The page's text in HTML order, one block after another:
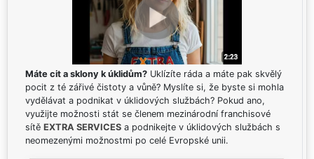
Máte cit a sklony k úklidům? Uklízíte ráda a máte pak skvělý
pocit z té zářivé čistoty a vůně? Myslíte si, že byste si mohla
vydělávat a podnikat v úklidových službách? Pokud ano,
využijte možnosti stát se členem mezinárodní franchisové
sítě EXTRA SERVICES a podnikejte v úklidových službách s
neomezenými možnostmi po celé Evropské unii.